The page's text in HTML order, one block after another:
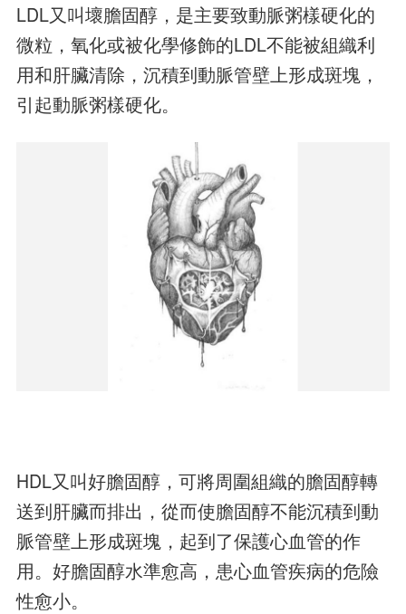
LDL又叫壞膽固醇，是主要致動脈粥樣硬化的
微粒，氧化或被化學修飾的LDL不能被組織利
用和肝臟清除，沉積到動脈管壁上形成斑塊，
引起動脈粥樣硬化。
HDL又叫好膽固醇，可將周圍組織的膽固醇轉
送到肝臟而排出，從而使膽固醇不能沉積到動
脈管壁上形成斑塊，起到了保護心血管的作
用。好膽固醇水準愈高，患心血管疾病的危險
性愈小。